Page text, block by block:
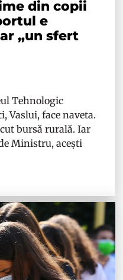
din copii
e
„un sfert
Tehnologic
Vaslui, face naveta.
bursă rurală. Iar
Ministru, acești